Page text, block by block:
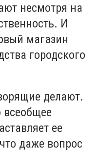
несмотря на
И
магазин
городского
делают.
ее
даже вопрос